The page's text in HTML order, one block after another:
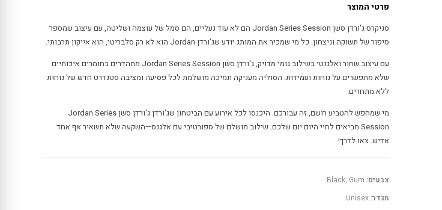
פרטי המוצר
סניקרס ג'ורדן סשן Jordan Series Session הם לא עוד נעליים, הם סמל של עוצמה ושליטה, עם עיצוב שמספר
סיפור של תשוקה וניצחון. כל מי שמכיר את המותג יודע שג'ורדן Jordan הוא לא רק סלבריטי, הוא אייקון תרבותי.
עם עיצוב שחור ואלגנטי בשילוב גומי מדויק, ג'ורדן סשן Jordan Series Session מתהדרים בחומרים איכותיים
שלא מתפשרים על נוחות ועמידות. הסוליה מעניקה תמיכה מושלמת לכל פסיעה ומציבה סטנדרט חדש של נוחות
ללא מתחרים.
מי שמחפש להטביע רושם, זה עבורכם. היכנסו לכל אירוע עם הביטחון שג'ורדן ג'ורדן סשן Jordan Series
Session מביאים לחיי היום יום שלכם. שילוב מושלם של ספורטיבי עם אלגנס—השקעה שלא תשאיר אף אחד
אדיש. צאו לדרך!
צבעים: Black, Gum
מגדר: Unisex